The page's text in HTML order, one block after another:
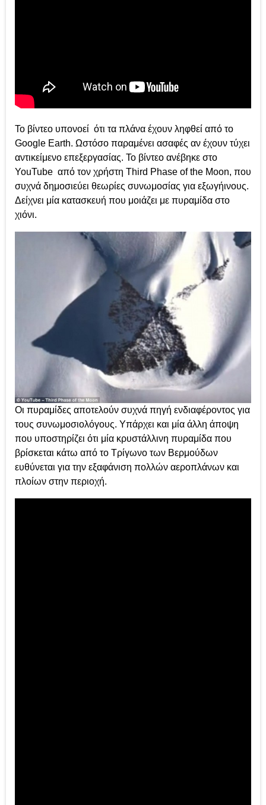
Το βίντεο υπονοεί ότι τα πλάνα έχουν ληφθεί από το
Google Earth. Ωστόσο παραμένει ασαφές αν έχουν τύχει
αντικείμενο επεξεργασίας. Το βίντεο ανέβηκε στο
YouTube από τον χρήστη Third Phase of the Moon, που
συχνά δημοσιεύει θεωρίες συνωμοσίας για εξωγήινους.
Δείχνει μία κατασκευή που μοιάζει με πυραμίδα στο
χιόνι.
Οι πυραμίδες αποτελούν συχνά πηγή ενδιαφέροντος για
τους συνωμοσιολόγους. Υπάρχει και μία άλλη άποψη
που υποστηρίζει ότι μία κρυστάλλινη πυραμίδα που
βρίσκεται κάτω από το Τρίγωνο των Βερμούδων
ευθύνεται για την εξαφάνιση πολλών αεροπλάνων και
πλοίων στην περιοχή.